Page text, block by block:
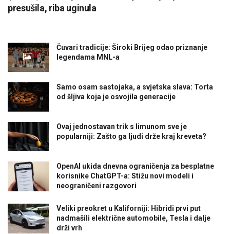
presušila, riba uginula
Čuvari tradicije: Široki Brijeg odao priznanje
legendama MNL-a
Samo osam sastojaka, a svjetska slava: Torta
od šljiva koja je osvojila generacije
Ovaj jednostavan trik s limunom sve je
popularniji: Zašto ga ljudi drže kraj kreveta?
OpenAI ukida dnevna ograničenja za besplatne
korisnike ChatGPT-a: Stižu novi modeli i
neograničeni razgovori
Veliki preokret u Kaliforniji: Hibridi prvi put
nadmašili električne automobile, Tesla i dalje
drži vrh